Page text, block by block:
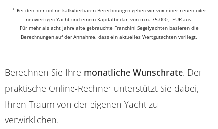
* Bei den hier online kalkulierbaren Berechnungen gehen wir von einer neuen oder
neuwertigen Yacht und einem Kapitalbedarf von min. 75.000,- EUR aus.
Für mehr als acht Jahre alte gebrauchte Franchini Segelyachten basieren die
Berechnungen auf der Annahme, dass ein aktuelles Wertgutachten vorliegt.
Berechnen Sie Ihre monatliche Wunschrate. Der
praktische Online-Rechner unterstützt Sie dabei,
Ihren Traum von der eigenen Yacht zu
verwirklichen.